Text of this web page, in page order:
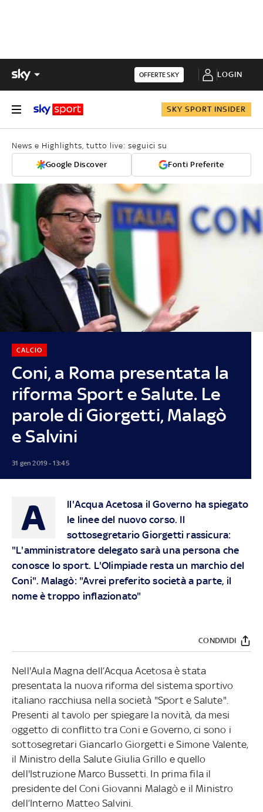
OFFERTE SKY LOGIN
SKY SPORT INSIDER
News e Highlights, tutto live: seguici su
Google Discover Fonti Preferite
Coni, a Roma presentata la
riforma Sport e Salute. Le
parole di Giorgetti, Malagò
e Salvini
CALCIO
31 gen 2019 - 13:45
A
ll'Acqua Acetosa il Governo ha spiegato
le linee del nuovo corso. Il
sottosegretario Giorgetti rassicura:
"L'amministratore delegato sarà una persona che
conosce lo sport. L'Olimpiade resta un marchio del
Coni". Malagò: "Avrei preferito società a parte, il
nome è troppo inflazionato"
CONDIVIDI
Nell'Aula Magna dell’Acqua Acetosa è stata
presentata la nuova riforma del sistema sportivo
italiano racchiusa nella società "Sport e Salute".
Presenti al tavolo per spiegare la novità, da mesi
oggetto di conflitto tra Coni e Governo, ci sono i
sottosegretari Giancarlo Giorgetti e Simone Valente,
il Ministro della Salute Giulia Grillo e quello
dell'Istruzione Marco Bussetti. In prima fila il
presidente del Coni Giovanni Malagò e il Ministro
dell’Interno Matteo Salvini.